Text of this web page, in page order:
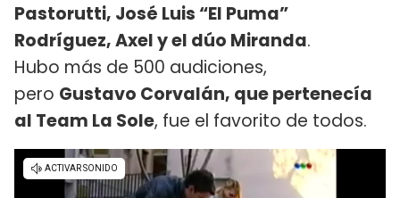
Pastorutti, José Luis “El Puma”
Rodríguez, Axel y el dúo Miranda.
Hubo más de 500 audiciones,
pero Gustavo Corvalán, que pertenecía
al Team La Sole, fue el favorito de todos.